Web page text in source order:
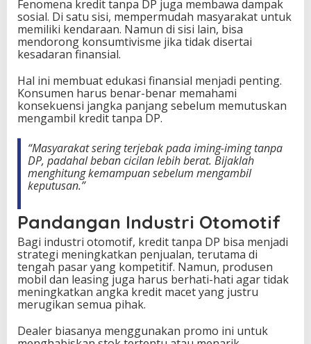
Fenomena kredit tanpa DP juga membawa dampak
sosial. Di satu sisi, mempermudah masyarakat untuk
memiliki kendaraan. Namun di sisi lain, bisa
mendorong konsumtivisme jika tidak disertai
kesadaran finansial.
Hal ini membuat edukasi finansial menjadi penting.
Konsumen harus benar-benar memahami
konsekuensi jangka panjang sebelum memutuskan
mengambil kredit tanpa DP.
“Masyarakat sering terjebak pada iming-iming tanpa
DP, padahal beban cicilan lebih berat. Bijaklah
menghitung kemampuan sebelum mengambil
keputusan.”
Pandangan Industri Otomotif
Bagi industri otomotif, kredit tanpa DP bisa menjadi
strategi meningkatkan penjualan, terutama di
tengah pasar yang kompetitif. Namun, produsen
mobil dan leasing juga harus berhati-hati agar tidak
meningkatkan angka kredit macet yang justru
merugikan semua pihak.
Dealer biasanya menggunakan promo ini untuk